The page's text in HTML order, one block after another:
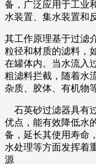
备，广泛应用于工业
水装置、集水装置和
其工作原理基于过滤
粒径和材质的滤料，
在罐体内。当水流入
粗滤料拦截，随着水
杂质、胶体、有机物
石英砂过滤器具有
优点，能有效降低水
备，延长其使用寿命
水处理等方面发挥着
源